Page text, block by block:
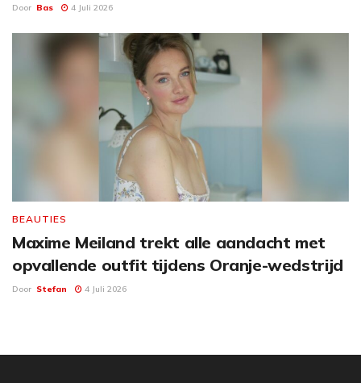
Door Bas 4 Juli 2026
BEAUTIES
Maxime Meiland trekt alle aandacht met
opvallende outfit tijdens Oranje-wedstrijd
Door Stefan 4 Juli 2026